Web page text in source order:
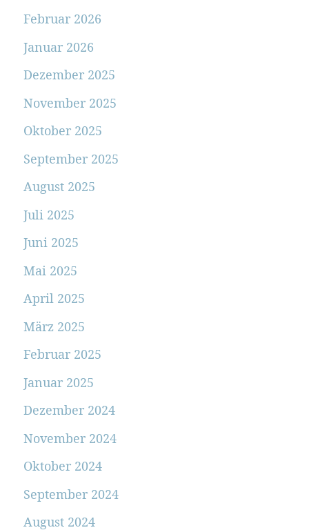
Februar 2026
Januar 2026
Dezember 2025
November 2025
Oktober 2025
September 2025
August 2025
Juli 2025
Juni 2025
Mai 2025
April 2025
März 2025
Februar 2025
Januar 2025
Dezember 2024
November 2024
Oktober 2024
September 2024
August 2024